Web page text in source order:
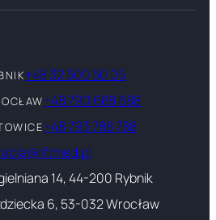
+48 32 500 50 05
+48 790 688 688
+48 793 788 788
14, 44-200 Rybnik
6, 53-032 Wrocław